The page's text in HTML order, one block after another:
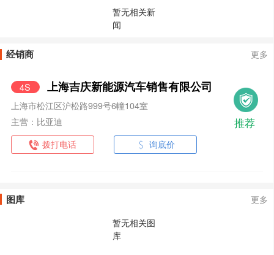
暂无相关新
闻
经销商 更多
4S 上海吉庆新能源汽车销售有限公司
上海市松江区沪松路999号6幢104室
主营：比亚迪
拨打电话
询底价
推荐
图库
更多
暂无相关图
库